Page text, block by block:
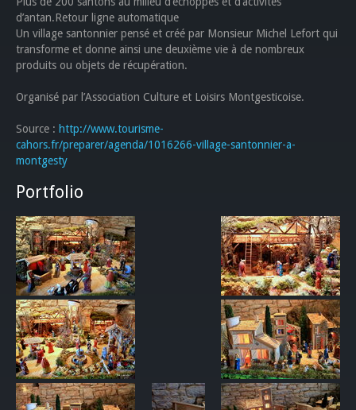
d’antan.Retour ligne automatique
Un village santonnier pensé et créé par Monsieur Michel Lefort qui
transforme et donne ainsi une deuxième vie à de nombreux
produits ou objets de récupération.
Organisé par l’Association Culture et Loisirs Montgesticoise.
Source : http://www.tourisme-
cahors.fr/preparer/agenda/1016266-village-santonnier-a-
montgesty
Portfolio